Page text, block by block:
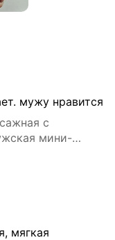
мужу нравится
c
мини-
мягкая